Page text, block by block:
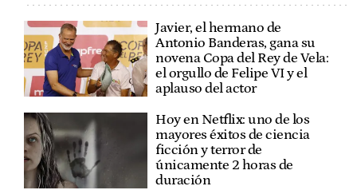
Javier, el hermano de
Antonio Banderas, gana su
novena Copa del Rey de Vela:
el orgullo de Felipe VI y el
aplauso del actor
Hoy en Netflix: uno de los
mayores éxitos de ciencia
ficción y terror de
únicamente 2 horas de
duración